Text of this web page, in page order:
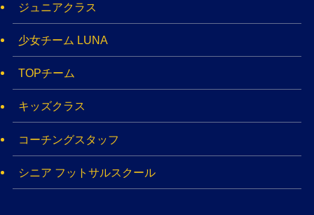
ジュニアクラス
少女チーム LUNA
TOPチーム
キッズクラス
コーチングスタッフ
シニア フットサルスクール